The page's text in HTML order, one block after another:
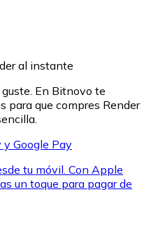
al instante
En Bitnovo te
para que compres Render
Google Pay
tu móvil. Con Apple
un toque para pagar de